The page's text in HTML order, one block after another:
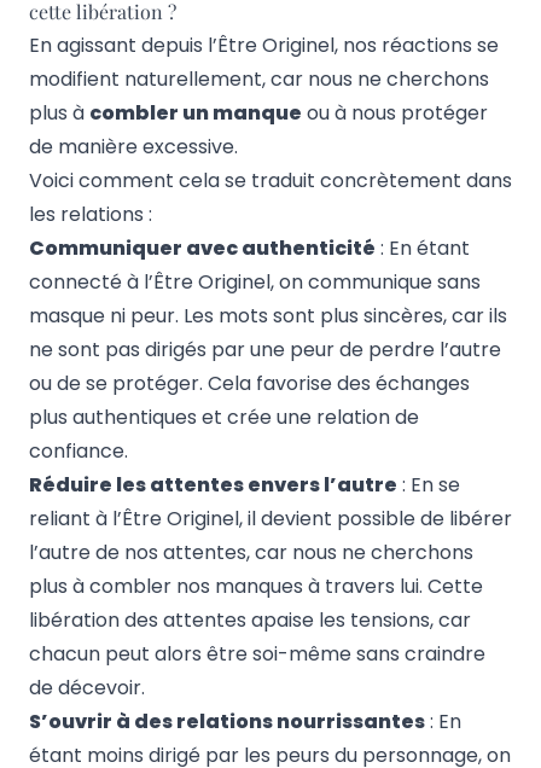
cette libération ?
En agissant depuis l’Être Originel, nos réactions se
modifient naturellement, car nous ne cherchons
plus à combler un manque ou à nous protéger
de manière excessive.
Voici comment cela se traduit concrètement dans
les relations :
Communiquer avec authenticité : En étant
connecté à l’Être Originel, on communique sans
masque ni peur. Les mots sont plus sincères, car ils
ne sont pas dirigés par une peur de perdre l’autre
ou de se protéger. Cela favorise des échanges
plus authentiques et crée une relation de
confiance.
Réduire les attentes envers l’autre : En se
reliant à l’Être Originel, il devient possible de libérer
l’autre de nos attentes, car nous ne cherchons
plus à combler nos manques à travers lui. Cette
libération des attentes apaise les tensions, car
chacun peut alors être soi-même sans craindre
de décevoir.
S’ouvrir à des relations nourrissantes: En
étant moins dirigé par les peurs du personnage, on